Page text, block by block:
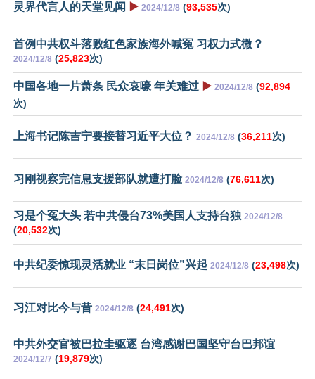
灵界代言人的天堂见闻 ▶️ 2024/12/8 (93,535次)
首例中共权斗落败红色家族海外喊冤 习权力式微？
2024/12/8 (25,823次)
中国各地一片萧条 民众哀嚎 年关难过 ▶️ 2024/12/8 (92,894
次)
上海书记陈吉宁要接替习近平大位？ 2024/12/8 (36,211次)
习刚视察完信息支援部队就遭打脸 2024/12/8 (76,611次)
习是个冤大头 若中共侵台73%美国人支持台独 2024/12/8
(20,532次)
中共纪委惊现灵活就业 “末日岗位”兴起 2024/12/8 (23,498次)
习江对比今与昔 2024/12/8 (24,491次)
中共外交官被巴拉圭驱逐 台湾感谢巴国坚守台巴邦谊
2024/12/7 (19,879次)